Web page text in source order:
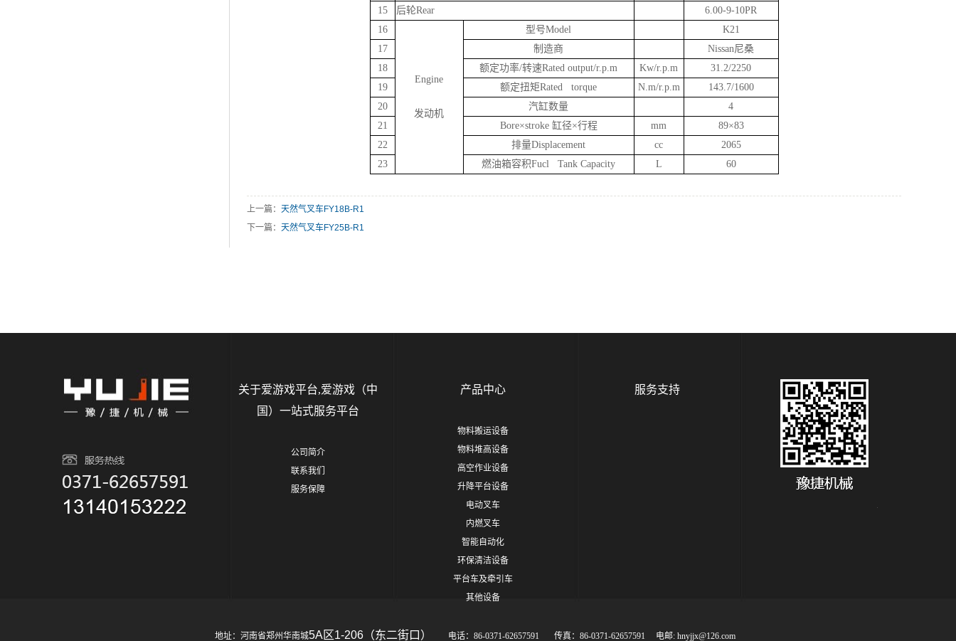
15
后轮Rear
6.00-9-10PR
16
Engine
发动机
型号Model
K21
17
制造商
Nissan尼桑
18
额定功率/转速Rated output/r.p.m Kw/r.p.m
31.2/2250
19
额定扭矩Rated torque N.m/r.p.m
143.7/1600
20
汽缸数量
4
21
Bore×stroke 缸径×行程 mm
89×83
22
排量Displacement cc
2065
23
燃油箱容积Fucl Tank Capacity L 60
上一篇： 天然气叉车FY18B-R1
下一篇： 天然气叉车FY25B-R1
关于爱游戏平台,爱游戏（中
国）一站式服务平台
公司简介
联系我们
服务保障
产品中心
物料搬运设备
物料堆高设备
高空作业设备
升降平台设备
电动叉车
内燃叉车
智能自动化
环保清洁设备
平台车及牵引车
其他设备
服务支持
地址：河南省郑州华南城5A区1-206（东二街口） 电话：86-0371-62657591 传真：86-0371-62657591 电邮: hnyjjx@126.com